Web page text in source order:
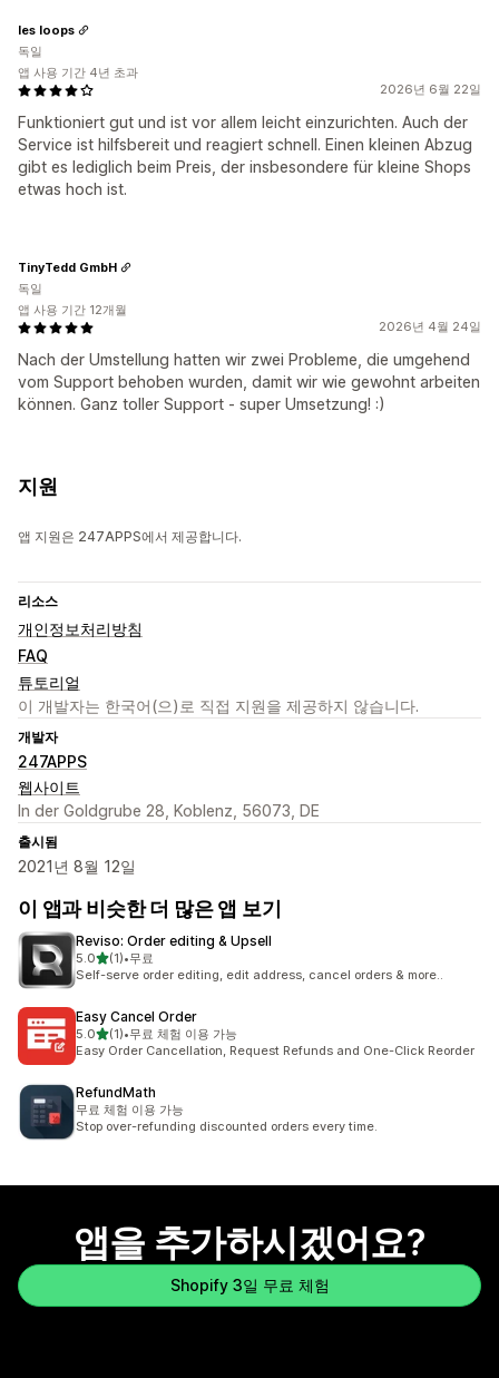
2026년 6월 22일
Funktioniert gut und ist vor allem leicht einzurichten. Auch der
Service ist hilfsbereit und reagiert schnell. Einen kleinen Abzug
gibt es lediglich beim Preis, der insbesondere für kleine Shops
etwas hoch ist.
les loops
독일
앱 사용 기간 4년 초과
2026년 4월 24일
Nach der Umstellung hatten wir zwei Probleme, die umgehend
vom Support behoben wurden, damit wir wie gewohnt arbeiten
können. Ganz toller Support - super Umsetzung! :)
TinyTedd GmbH
독일
앱 사용 기간 12개월
지원
앱 지원은 247APPS에서 제공합니다.
리소스
개인정보처리방침
FAQ
튜토리얼
이 개발자는 한국어(으)로 직접 지원을 제공하지 않습니다.
개발자
247APPS
웹사이트
In der Goldgrube 28, Koblenz, 56073, DE
출시됨
2021년 8월 12일
이 앱과 비슷한 더 많은 앱 보기
Reviso: Order editing & Upsell
5.0별 5개 중
(1)
총 리뷰 1개
•무료
Self-serve order editing, edit address, cancel orders & more..
Easy Cancel Order
5.0별 5개 중
(1)
총 리뷰 1개
•무료 체험 이용 가능
Easy Order Cancellation, Request Refunds and One-Click Reorder
RefundMath
무료 체험 이용 가능
Stop over-refunding discounted orders every time.
앱을 추가하시겠어요?
Shopify 3일 무료 체험